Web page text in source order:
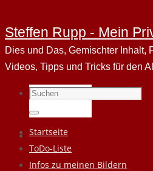
Steffen Rupp - Mein
Dies und Das, Gemischter Inhalt,
Videos, Tipps und Tricks für den
Suchen
nach:
Suchen
Zum
Inhalt
springen
Startseite
ToDo-Liste
Infos zu meinen Bildern